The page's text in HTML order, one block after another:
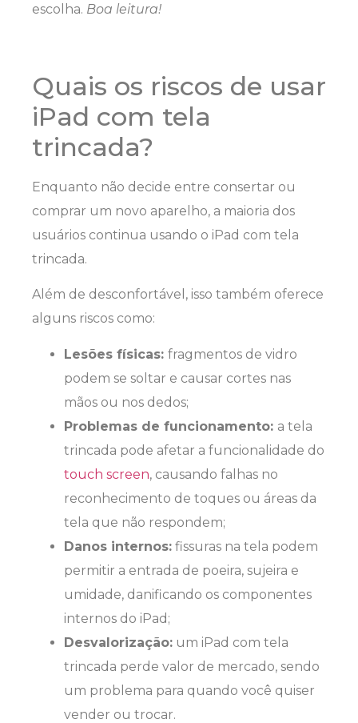
escolha. Boa leitura!
Quais os riscos de usar
iPad com tela
trincada?
Enquanto não decide entre consertar ou
comprar um novo aparelho, a maioria dos
usuários continua usando o iPad com tela
trincada.
Além de desconfortável, isso também oferece
alguns riscos como:
Lesões físicas: fragmentos de vidro
podem se soltar e causar cortes nas
mãos ou nos dedos;
Problemas de funcionamento: a tela
trincada pode afetar a funcionalidade do
touch screen, causando falhas no
reconhecimento de toques ou áreas da
tela que não respondem;
Danos internos: fissuras na tela podem
permitir a entrada de poeira, sujeira e
umidade, danificando os componentes
internos do iPad;
Desvalorização: um iPad com tela
trincada perde valor de mercado, sendo
um problema para quando você quiser
vender ou trocar.